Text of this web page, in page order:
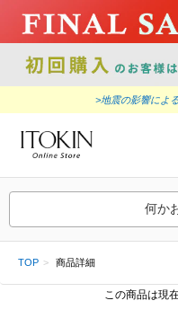
>地震の影響によ
何か
TOP 商品詳細
この商品は現